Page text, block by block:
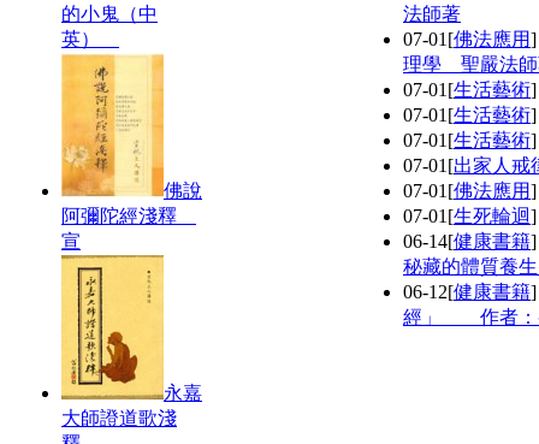
的小鬼（中
英）
佛說
阿彌陀經淺釋
宣
永嘉
大師證道歌淺
法師著
07-01 [佛法應用
理學 聖嚴法
07-01 [生活藝術
07-01 [生活藝術
07-01 [生活藝術
07-01 [出家人戒
07-01 [佛法應用
07-01 [生死輪迴
06-14[健康書籍
秘藏的體質養
06-12[健康書籍
經」 作者：